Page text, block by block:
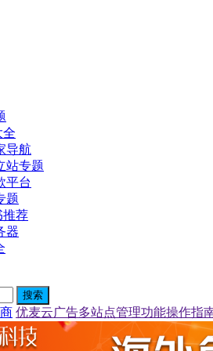
全
导航
站专题
平台
题
推荐
器
搜索
优麦云广告多站点管理功能操作指